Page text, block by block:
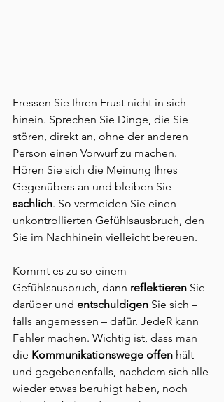
Fressen Sie Ihren Frust nicht in sich
hinein. Sprechen Sie Dinge, die Sie
stören, direkt an, ohne der anderen
Person einen Vorwurf zu machen.
Hören Sie sich die Meinung Ihres
Gegenübers an und bleiben Sie
sachlich. So vermeiden Sie einen
unkontrollierten Gefühlsausbruch, den
Sie im Nachhinein vielleicht bereuen.
Kommt es zu so einem
Gefühlsausbruch, dann reflektieren Sie
darüber und entschuldigen Sie sich –
falls angemessen – dafür. JedeR kann
Fehler machen. Wichtig ist, dass man
die Kommunikationswege offen hält
und gegebenenfalls, nachdem sich alle
wieder etwas beruhigt haben, noch